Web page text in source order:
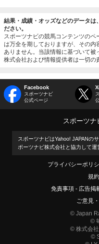
結果・成績・オッズなどのデータは
ださい。
スポーツナビの競馬コンテンツの
は万全を期しておりますが、その
ありません。当該情報に基づいて
株式会社および情報提供者は一切の
Facebook
スポーツナビ
公式ページ
スポーツナ
スポーツナビはYahoo! JAPANの
ポーツナビ株式会社と協力して運
プライバシーポリ
規約
免責事項
広告掲
ご意見
© Japan
©
© 株式会
©